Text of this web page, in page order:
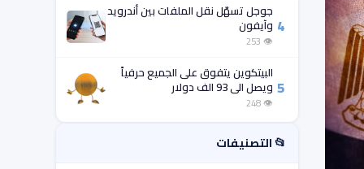
4
جوجل تسهّل نقل الملفات بين أندرويد
وآيفون
👁 253
5
البيتكوين يتفوق على الجميع حرفياً
ويصل الى 93 الف دولار
👁 248
📂 التصنيفات